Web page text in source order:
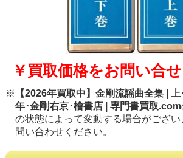
￥買取価格をお問い合せ
※
【2026年買取中】金剛流謡曲全集 |
年･金剛右京･檜書店 | 専門書買取.com
の状態によって変動する場合がござ
問い合わせください。